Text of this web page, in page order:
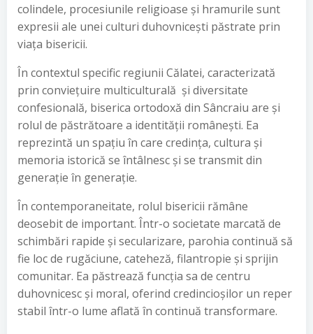
colindele, procesiunile religioase și hramurile sunt
expresii ale unei culturi duhovnicești păstrate prin
viața bisericii.
În contextul specific regiunii Călatei, caracterizată
prin conviețuire multiculturală și diversitate
confesională, biserica ortodoxă din Sâncraiu are și
rolul de păstrătoare a identității românești. Ea
reprezintă un spațiu în care credința, cultura și
memoria istorică se întâlnesc și se transmit din
generație în generație.
În contemporaneitate, rolul bisericii rămâne
deosebit de important. Într-o societate marcată de
schimbări rapide și secularizare, parohia continuă să
fie loc de rugăciune, cateheză, filantropie și sprijin
comunitar. Ea păstrează funcția sa de centru
duhovnicesc și moral, oferind credincioșilor un reper
stabil într-o lume aflată în continuă transformare.